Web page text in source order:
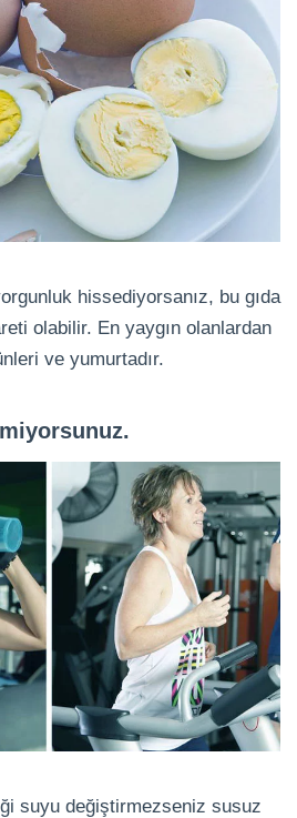
hissediyorsanız, bu gıda
olabilir. En yaygın olanlardan
ve yumurtadır.
suyu değiştirmezseniz susuz